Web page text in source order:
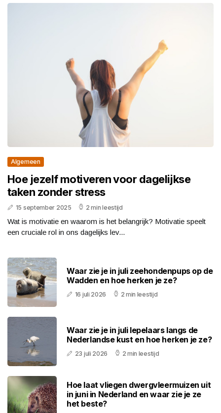
Algemeen
Hoe jezelf motiveren voor dagelijkse
taken zonder stress
15 september 2025 2 min leestijd
Wat is motivatie en waarom is het belangrijk? Motivatie speelt
een cruciale rol in ons dagelijks lev...
Waar zie je in juli zeehondenpups op de
Wadden en hoe herken je ze?
16 juli 2026 2 min leestijd
Waar zie je in juli lepelaars langs de
Nederlandse kust en hoe herken je ze?
23 juli 2026 2 min leestijd
Hoe laat vliegen dwergvleermuizen uit
in juni in Nederland en waar zie je ze
het beste?